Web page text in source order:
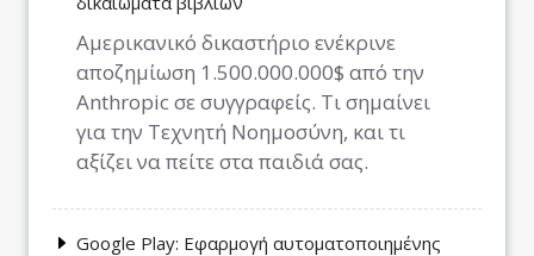
Αμερικανικό δικαστήριο ενέκρινε
αποζημίωση 1.500.000.000$ από την
Anthropic σε συγγραφείς. Τι σημαίνει
για την Τεχνητή Νοημοσύνη, και τι
αξίζει να πείτε στα παιδιά σας.
Google Play: Εφαρμογή αυτοματοποιημένης